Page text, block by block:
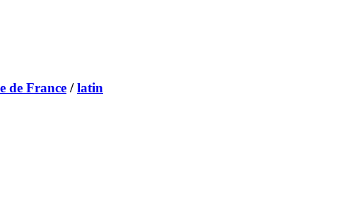
de France /latin